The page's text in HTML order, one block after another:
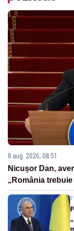
8 aug. 2026, 08:51
Nicușor Dan,
„România
7